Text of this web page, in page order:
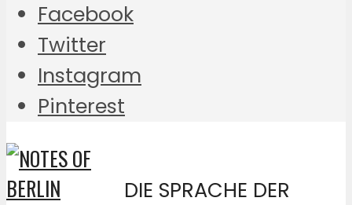
Facebook
Twitter
Instagram
Pinterest
DIE SPRACHE DER